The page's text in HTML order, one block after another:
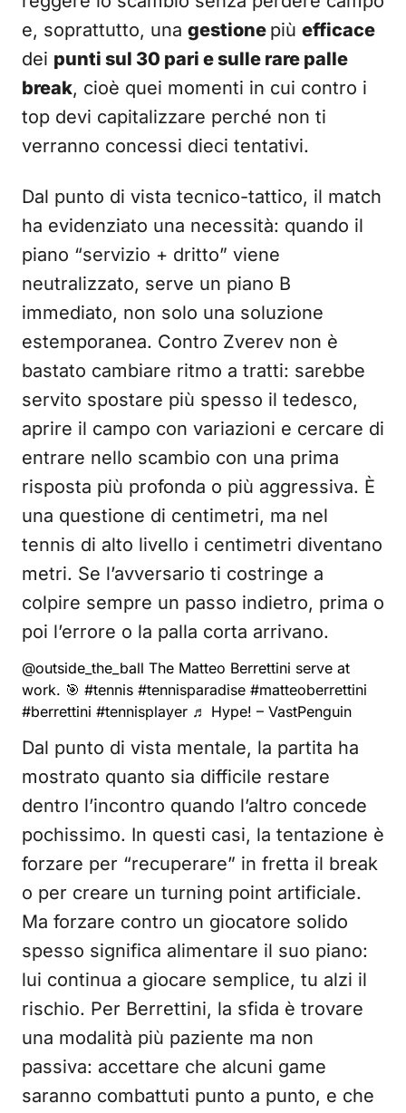
e, soprattutto, una gestione più efficace
dei punti sul 30 pari e sulle rare palle
break, cioè quei momenti in cui contro i
top devi capitalizzare perché non ti
verranno concessi dieci tentativi.
Dal punto di vista tecnico-tattico, il match
ha evidenziato una necessità: quando il
piano “servizio + dritto” viene
neutralizzato, serve un piano B
immediato, non solo una soluzione
estemporanea. Contro Zverev non è
bastato cambiare ritmo a tratti: sarebbe
servito spostare più spesso il tedesco,
aprire il campo con variazioni e cercare di
entrare nello scambio con una prima
risposta più profonda o più aggressiva. È
una questione di centimetri, ma nel
tennis di alto livello i centimetri diventano
metri. Se l’avversario ti costringe a
colpire sempre un passo indietro, prima o
poi l’errore o la palla corta arrivano.
@outside_the_ball The Matteo Berrettini serve at
work. 🎯 #tennis #tennisparadise #matteoberrettini
#berrettini #tennisplayer ♬ Hype! – VastPenguin
Dal punto di vista mentale, la partita ha
mostrato quanto sia difficile restare
dentro l’incontro quando l’altro concede
pochissimo. In questi casi, la tentazione è
forzare per “recuperare” in fretta il break
o per creare un turning point artificiale.
Ma forzare contro un giocatore solido
spesso significa alimentare il suo piano:
lui continua a giocare semplice, tu alzi il
rischio. Per Berrettini, la sfida è trovare
una modalità più paziente ma non
passiva: accettare che alcuni game
saranno combattuti punto a punto, e che